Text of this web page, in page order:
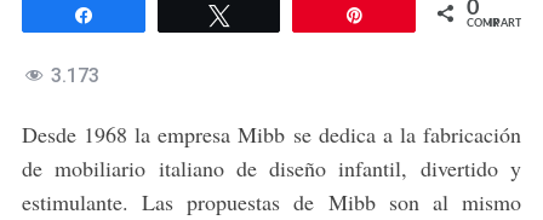
0
COMPARTIR
3.173
Desde 1968 la empresa Mibb se dedica a la fabricación
de mobiliario italiano de diseño infantil, divertido y
estimulante. Las propuestas de Mibb son al mismo